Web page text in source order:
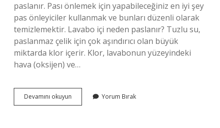
paslanır. Pası önlemek için yapabileceğiniz en iyi şey
pas önleyiciler kullanmak ve bunları düzenli olarak
temizlemektir. Lavabo içi neden paslanır? Tuzlu su,
paslanmaz çelik için çok aşındırıcı olan büyük
miktarda klor içerir. Klor, lavabonun yüzeyindeki
hava (oksijen) ve…
Devamını okuyun
Neden
Yorum Bırak